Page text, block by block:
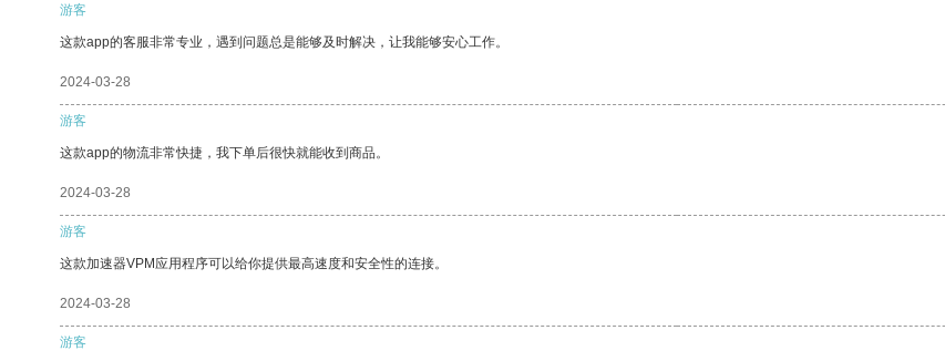
游客
这款app的客服非常专业，遇到问题总是能够及时解决，让我能够安心工作。
2024-03-28
游客
这款app的物流非常快捷，我下单后很快就能收到商品。
2024-03-28
游客
这款加速器VPM应用程序可以给你提供最高速度和安全性的连接。
2024-03-28
游客